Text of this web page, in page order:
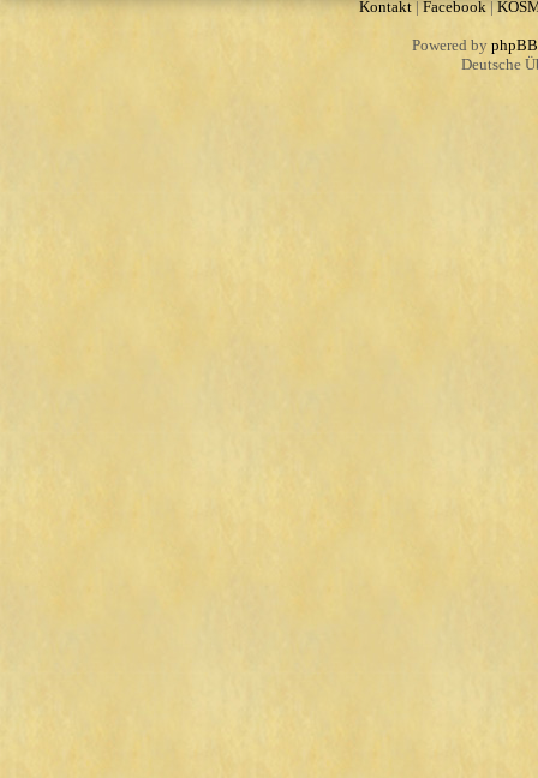
Kontakt| Facebook|
Powered by phpBB
Deutsche